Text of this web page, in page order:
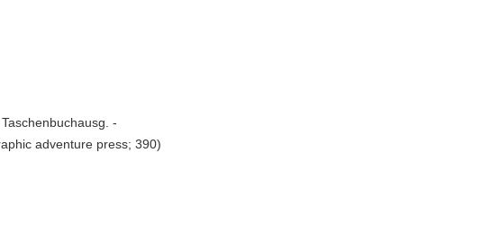
-
adventure press; 390)